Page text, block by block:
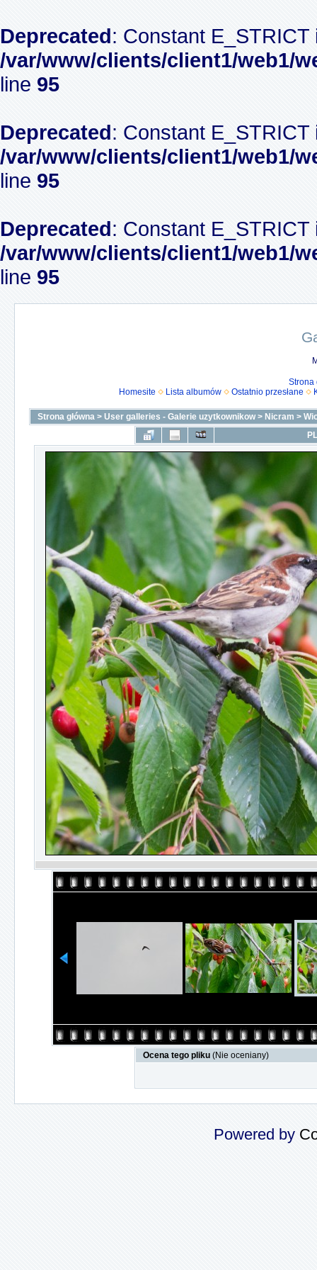
Deprecated: Constant
/var/www/clients/client1/web1/
line 95
Deprecated: Constant
/var/www/clients/client1/web1/
line 95
Deprecated: Constant
/var/www/clients/client1/web1/
line 95
Strona
Homesite
Lista albumów Ostatnio przesłane
Strona główna > User galleries - Galerie uzytkownikow> Nicram >
Ocena tego pliku (Nie oceniany)
Powered by